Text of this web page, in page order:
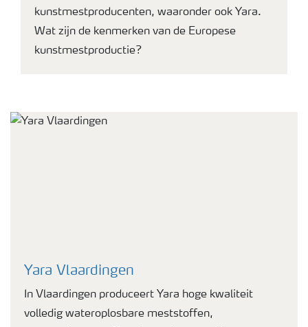
kunstmestproducenten, waaronder ook Yara.
Wat zijn de kenmerken van de Europese
kunstmestproductie?
Yara Vlaardingen
In Vlaardingen produceert Yara hoge kwaliteit
volledig wateroplosbare meststoffen,